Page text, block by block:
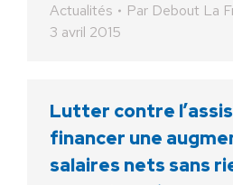
Actualités Par Debout La
3 avril 2015
Lutter contre
financer une
salaires nets sans